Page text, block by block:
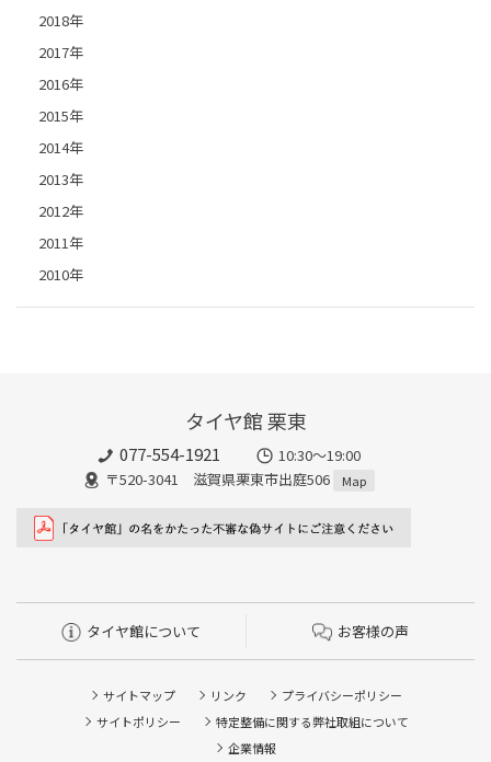
2018年
2017年
2016年
2015年
2014年
2013年
2012年
2011年
2010年
タイヤ館 栗東
077-554-1921
10:30～19:00
〒520-3041 滋賀県栗東市出庭506
Map
タイヤ館について お客様の声
サイトマップ リンク
プライバシーポリシー
サイトポリシー
特定整備に関する弊社取組について
企業情報